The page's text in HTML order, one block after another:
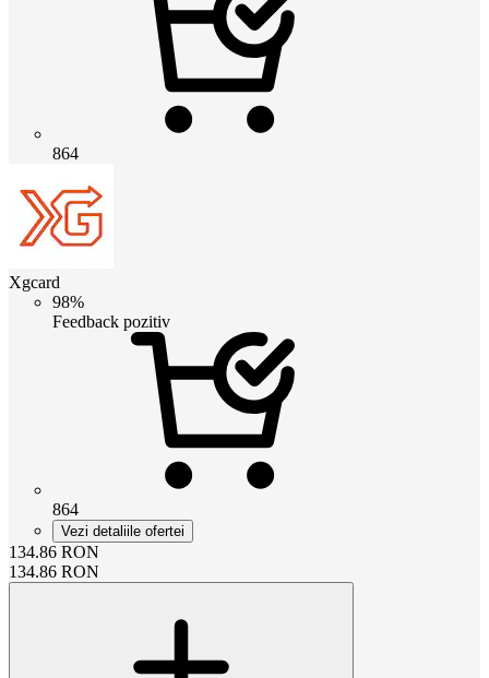
864
Xgcard
98%
Feedback pozitiv
864
Vezi detaliile ofertei
134.86 RON
134.86 RON